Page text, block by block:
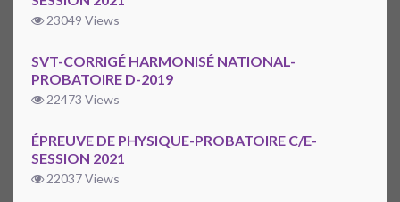
23049 Views
SVT-CORRIGÉ HARMONISÉ NATIONAL-
PROBATOIRE D-2019
22473 Views
ÉPREUVE DE PHYSIQUE-PROBATOIRE C/E-
SESSION 2021
22037 Views